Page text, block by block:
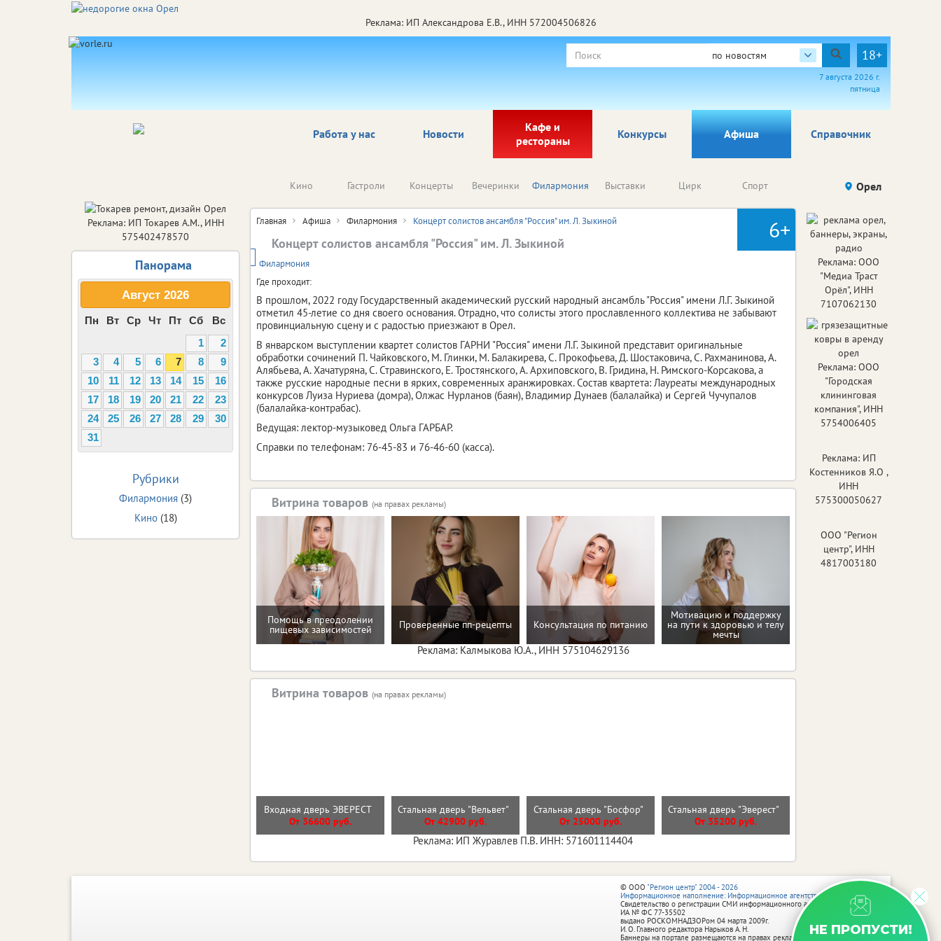
Реклама: ИП Александрова Е.В., ИНН 572004506826
по новостям 18+
7 августа 2026 г.
пятница
Работа у нас Новости
Кафе и
рестораны
Афиша Справочник
Конкурсы
Кино Гастроли Концерты Вечеринки Филармония Выставки Цирк Спорт конкурсов
Орел
6+
Главная Афиша Филармония Концерт солистов ансамбля "Россия" им. Л. Зыкиной
Концерт солистов ансамбля "Россия" им. Л. Зыкиной
Филармония
Где проходит:
В прошлом, 2022 году Государственный академический русский народный ансамбль "Россия" имени Л.Г. Зыкиной
отметил 45-летие со дня своего основания. Отрадно, что солисты этого прославленного коллектива не забывают
провинциальную сцену и с радостью приезжают в Орел.
В январском выступлении квартет солистов ГАРНИ "Россия" имени Л.Г. Зыкиной представит оригинальные
обработки сочинений П. Чайковского, М. Глинки, М. Балакирева, С. Прокофьева, Д. Шостаковича, С. Рахманинова, А.
Алябьева, А. Хачатуряна, С. Стравинского, Е. Тростянского, А. Архиповского, В. Гридина, Н. Римского-Корсакова, а
также русские народные песни в ярких, современных аранжировках. Состав квартета: Лауреаты международных
конкурсов Луиза Нуриева (домра), Олжас Нурланов (баян), Владимир Дунаев (балалайка) и Сергей Чучупалов
(балалайка-контрабас).
Ведущая: лектор-музыковед Ольга ГАРБАР.
Справки по телефонам: 76-45-83 и 76-46-60 (касса).
Витрина товаров (на правах рекламы)
Помощь в преодолении
пищевых зависимостей Проверенные пп-рецепты Консультация по питанию
Мотивацию и поддержку
на пути к здоровью и телу
мечты
Реклама: Калмыкова Ю.А., ИНН 575104629136
Витрина товаров (на правах рекламы)
Входная дверь ЭВЕРЕСТ
От 36600 руб.
Стальная дверь "Вельвет"
От 42900 руб.
Стальная дверь "Босфор"
От 25000 руб.
Стальная дверь "Эверест"
От 35200 руб.
Реклама: ИП Журавлев П.В. ИНН: 571601114404
Реклама: ИП Токарев А.М., ИНН
575402478570
Панорама
Август 2026
Пн Вт Ср Чт Пт Сб
Вс
1
2
3
4 5 6 7 8
9
10
11 12 13 14 15
16
17
18 19 20 21 22
23
24
25 26 27 28 29
30
31
Рубрики
Филармония (3)
Кино(18)
Реклама: ООО
"Медиа Траст
Орёл", ИНН
7107062130
Реклама: ООО
"Городская
клининговая
компания", ИНН
5754006405
Реклама: ИП
Костенников Я.О ,
ИНН
575300050627
ООО "Регион
центр", ИНН
4817003180
НЕ ПРОПУСТИ!
© ООО "Регион центр" 2004 - 2026
Информационное наполнение: Информационное агентство vRossii.ru
Свидетельство о регистрации СМИ информационного агентства vRossii.ru
ИА № ФС 77‑35502
выдано РОСКОМНАДЗОРом 04 марта 2009г.
И. О. Главного редактора Нарыков А. Н.
Баннеры на портале размещаются на правах рекламы.